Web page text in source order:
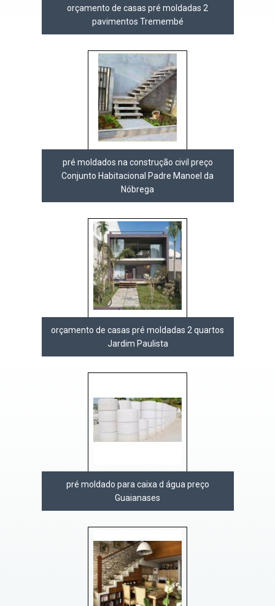
orçamento de casas pré moldadas 2
pavimentos Tremembé
pré moldados na construção civil preço
Conjunto Habitacional Padre Manoel da
Nóbrega
orçamento de casas pré moldadas 2 quartos
Jardim Paulista
pré moldado para caixa d água preço
Guaianases